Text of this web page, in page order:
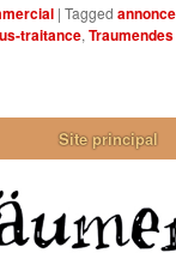
| Tagged annonce
traitance,
Site principal